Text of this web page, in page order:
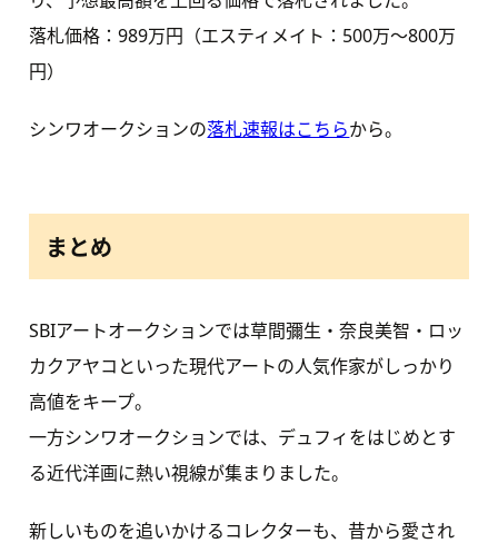
落札価格：989万円（エスティメイト：500万〜800万
円）
シンワオークションの落札速報はこちらから。
まとめ
SBIアートオークションでは草間彌生・奈良美智・ロッ
カクアヤコといった現代アートの人気作家がしっかり
高値をキープ。
一方シンワオークションでは、デュフィをはじめとす
る近代洋画に熱い視線が集まりました。
新しいものを追いかけるコレクターも、昔から愛され